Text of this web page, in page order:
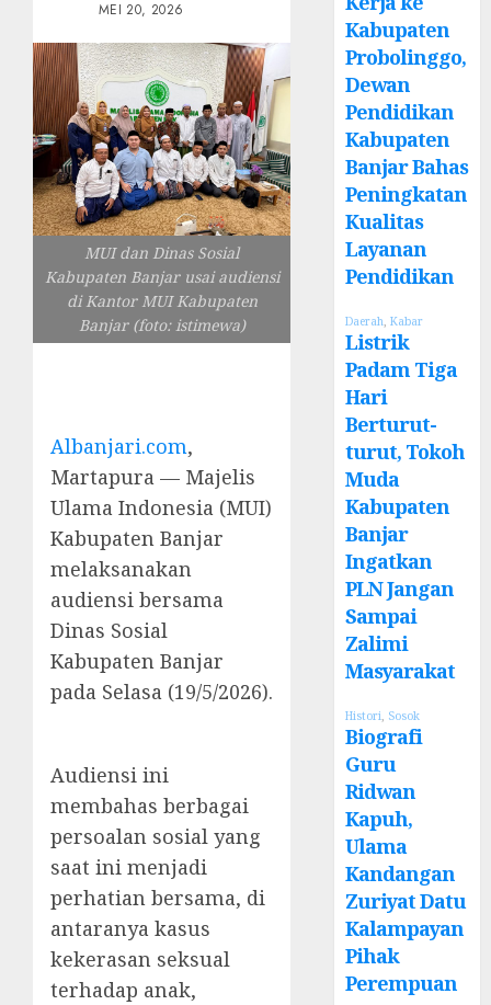
MEI 20, 2026
MUI dan Dinas Sosial
Kabupaten Banjar usai audiensi
di Kantor MUI Kabupaten
Banjar (foto: istimewa)
Albanjari.com,
Martapura — Majelis
Ulama Indonesia (MUI)
Kabupaten Banjar
melaksanakan
audiensi bersama
Dinas Sosial
Kabupaten Banjar
pada Selasa (19/5/2026).
Audiensi ini
membahas berbagai
persoalan sosial yang
saat ini menjadi
perhatian bersama, di
antaranya kasus
kekerasan seksual
terhadap anak,
Kabupaten
Probolinggo,
Dewan
Pendidikan
Kabupaten
Banjar Bahas
Peningkatan
Kualitas
Layanan
Pendidikan
Daerah ,Kabar
Listrik
Padam Tiga
Hari
Berturut-
turut, Tokoh
Muda
Kabupaten
Banjar
Ingatkan
PLN Jangan
Sampai
Zalimi
Masyarakat
Histori, Sosok
Biografi
Guru
Ridwan
Kapuh,
Ulama
Kandangan
Zuriyat Datu
Kalampayan
Pihak
Perempuan